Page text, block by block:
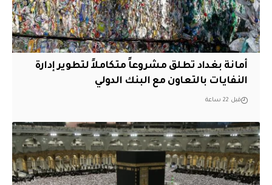
أمانة بغداد تطلق مشروعاً متكاملاً لتطوير إدارة
النفايات بالتعاون مع البنك الدولي
قبل 22 ساعة